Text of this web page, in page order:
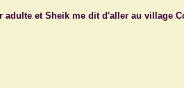
adulte et Sheik me dit d'aller au village